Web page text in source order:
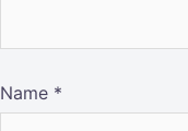
Name *